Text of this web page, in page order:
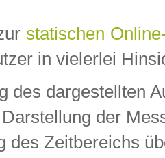
statischen
in vielerlei
des dargestellten
der
des Zeitbereichs